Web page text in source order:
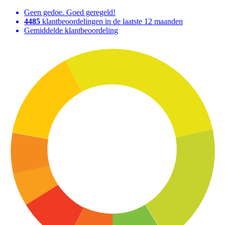
Geen gedoe. Goed geregeld!
4485 klantbeoordelingen in de laatste 12 maanden
Gemiddelde klantbeoordeling